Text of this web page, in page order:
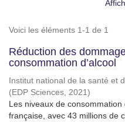
Voici les éléments 1-1 de 1
Réduction des
consommation d’alcool
Institut national de la santé et
(EDP Sciences, 2021)
Les niveaux de consommation
française, avec 43 millions de